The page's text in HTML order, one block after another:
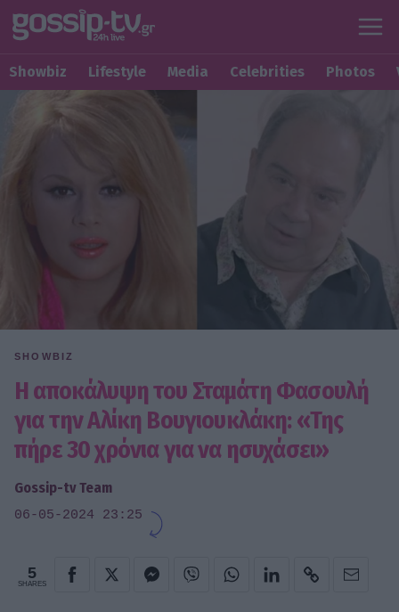
Showbiz Lifestyle Media Celebrities Photos
SHOWBIZ
Η αποκάλυψη του Σταμάτη Φασουλή
για την Αλίκη Βουγιουκλάκη: «Της
πήρε 30 χρόνια για να ησυχάσει»
Gossip-tv Team
06-05-2024 23:25
5
SHARES